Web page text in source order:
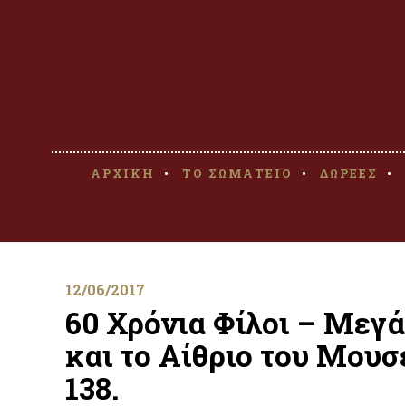
ΑΡΧΙΚΗ ΤΟ ΣΩΜΑΤΕΙΟ ΔΩΡΕΕΣ
12/06/2017
60 Χρόνια Φίλοι –
και το Αίθριο του
138.